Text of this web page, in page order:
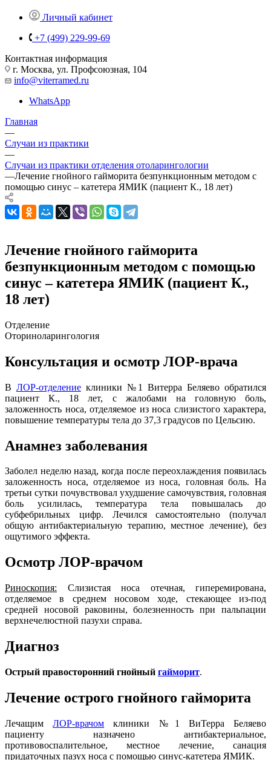
Личный кабинет
+7 (499) 229-99-69
Контактная информация
г. Москва, ул. Профсоюзная, 104
info@viterramed.ru
WhatsApp
Главная
—
Случаи из практики
—
Случаи из практики отделения отоларингологии
—Лечение гнойного гайморита безпункционным методом с
помощью синус – катетера ЯМИК (пациент К., 18 лет)
Лечение гнойного гайморита
безпункционным методом с помощью
синус – катетера ЯМИК (пациент К.,
18 лет)
Отделение
Оториноларингология
Консультация и осмотр ЛОР-врача
В ЛОР-отделениеклиники №1 Витерра Беляево обратился
пациент К., 18 лет, с жалобами на головную боль,
заложенность носа, отделяемое из носа слизистого характера,
повышение температуры тела до 37,3 градусов по Цельсию.
Анамнез заболевания
Заболел неделю назад, когда после переохлаждения появилась
заложенность носа, отделяемое из носа, головная боль. На
третьи сутки почувствовал ухудшение самочувствия, головная
боль усилилась, температура тела повышалась до
субфебрильных цифр. Лечился самостоятельно (получал
общую антибактериальную терапию, местное лечение), без
ощутимого эффекта.
Осмотр ЛОР-врачом
Риноскопия: Слизистая носа отечная, гиперемирована,
отделяемое в среднем носовом ходе, стекающее из-под
средней носовой раковины, болезненность при пальпации
верхнечелюстной пазухи справа.
Диагноз
Острый правосторонний гнойный гайморит.
Лечение острого гнойного гайморита
ЛечащимЛОР-врачом клиники №1 ВиТерра Беляево
пациенту назначено антибактериальное,
противовоспалительное, местное лечение, санация
придаточных пазух носа с помощью синус-катетера ЯМИК.